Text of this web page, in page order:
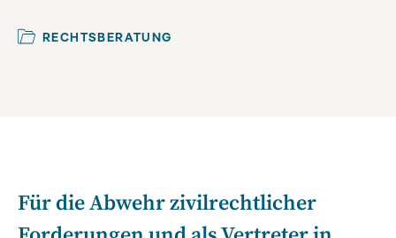
RECHTSBERATUNG
Für die Abwehr zivilrechtlicher